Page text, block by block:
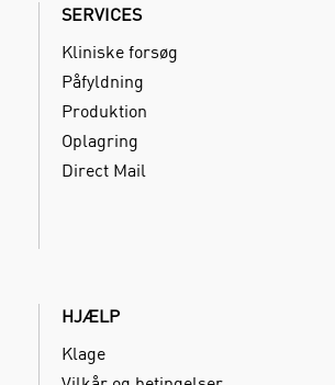
SERVICES
Kliniske forsøg
Påfyldning
Produktion
Oplagring
Direct Mail
HJÆLP
Klage